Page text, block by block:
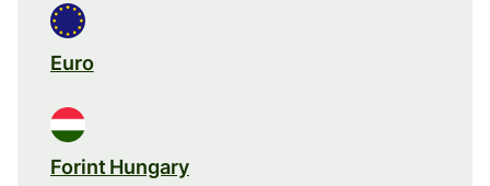
Euro
Forint Hungary